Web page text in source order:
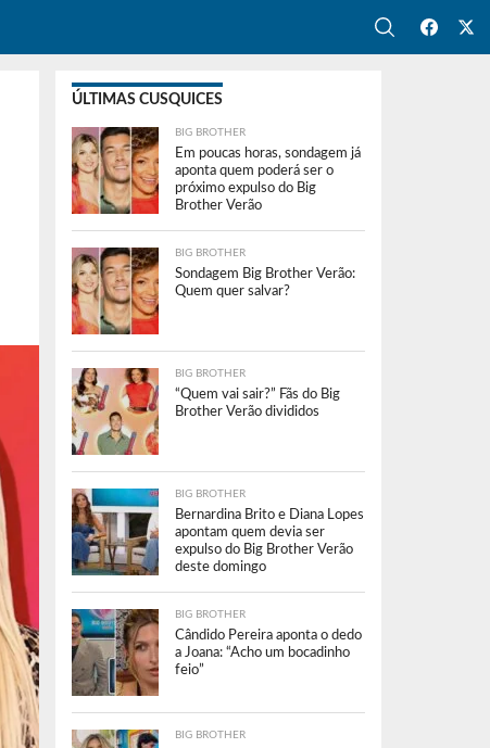
ÚLTIMAS CUSQUICES
BIG BROTHER
Em poucas horas, sondagem já
aponta quem poderá ser o
próximo expulso do Big
Brother Verão
BIG BROTHER
Sondagem Big Brother Verão:
Quem quer salvar?
BIG BROTHER
“Quem vai sair?” Fãs do Big
Brother Verão divididos
BIG BROTHER
Bernardina Brito e Diana Lopes
apontam quem devia ser
expulso do Big Brother Verão
deste domingo
BIG BROTHER
Cândido Pereira aponta o dedo
a Joana: “Acho um bocadinho
feio”
BIG BROTHER